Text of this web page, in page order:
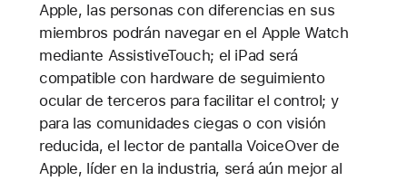
Apple, las personas con diferencias en sus
miembros podrán navegar en el Apple Watch
mediante AssistiveTouch; el iPad será
compatible con hardware de seguimiento
ocular de terceros para facilitar el control; y
para las comunidades ciegas o con visión
reducida, el lector de pantalla VoiceOver de
Apple, líder en la industria, será aún mejor al